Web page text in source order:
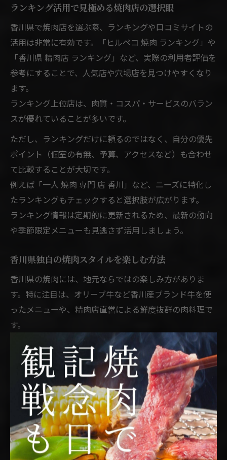
ランキング活用で見極める焼肉店の選択眼
香川県で焼肉店を選ぶ際、ランキングや口コミサイトの
活用は非常に有効です。「ヒルペコ 焼肉 ランキング」や
「香川県 精肉店 ランキング」など、実際の利用者評価を
参考にすることで、人気店や穴場店を見つけやすくなり
ます。
ランキング上位店は、肉質・コスパ・サービスのバラン
スが優れていることが多いです。
ただし、ランキングだけに頼るのではなく、自分の優先
ポイント（個室の有無、予算、アクセスなど）も合わせ
て比較することが大切です。
例えば「一人 焼肉 専門 店 香川」など、ニーズに特化し
たランキングもチェックすると選択肢が広がります。
ランキング情報は定期的に更新されるため、最新の動向
や季節限定メニューも見逃さず活用しましょう。
香川県独自の焼肉スタイルを楽しむ方法
香川県の焼肉には、地元ならではの楽しみ方がありま
す。特に注目は、オリーブ牛など香川産ブランド牛を使
ったメニューや、精肉店直営による鮮度抜群の肉料理で
す。
また、瀬戸内の新鮮な野菜や魚介と焼肉を組み合わせる
コースも人気で、季節ごとの地産地消を体験できます。
さらに、香川県では小規模店舗やカウンター席、一人焼
肉専門店など、多様なスタイルが浸透しています。
地元客の口コミを参考に、「焼肉 中村 香川 県」や「焼
肉 のなかむら」など話題の店を巡るのもおすすめです。
初めての方は、店員におすすめの食べ方やペアリングを
相談し、香川独自の焼肉文化を深く味わいましょう。